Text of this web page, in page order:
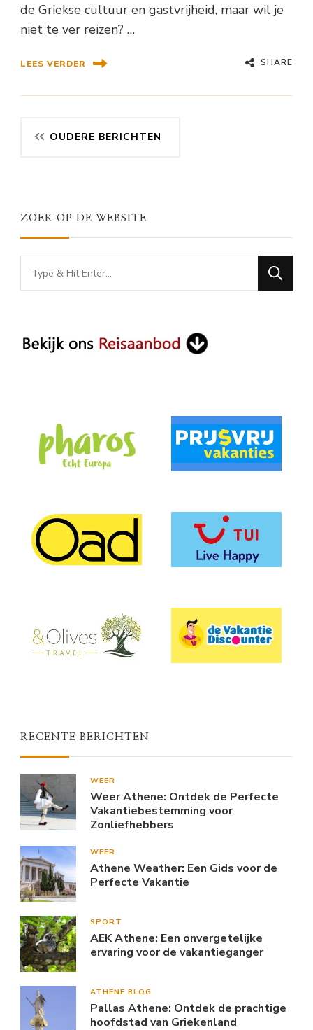
de Griekse cultuur en gastvrijheid, maar wil je
niet te ver reizen? …
LEES VERDER SHARE
Berichtennavigatie
OUDERE BERICHTEN
ZOEK OP DE WEBSITE
Looking
for
RECENTE BERICHTEN
WEER
Weer Athene: Ontdek de Perfecte
Vakantiebestemming voor
Zonliefhebbers
WEER
Athene Weather: Een Gids voor de
Perfecte Vakantie
SPORT
AEK Athene: Een onvergetelijke
ervaring voor de vakantieganger
ATHENE BLOG
Pallas Athene: Ontdek de prachtige
hoofdstad van Griekenland